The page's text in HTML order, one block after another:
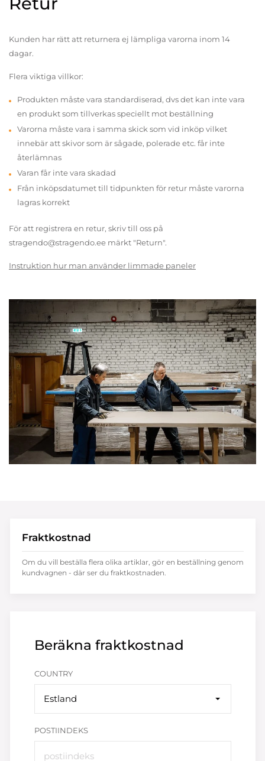
Kunden har rätt att returnera ej lämpliga varorna inom 14
dagar.
Flera viktiga villkor:
Produkten måste vara standardiserad, dvs det kan inte vara
en produkt som tillverkas speciellt mot beställning
Varorna måste vara i samma skick som vid inköp vilket
innebär att skivor som är sågade, polerade etc. får inte
återlämnas
Varan får inte vara skadad
Från inköpsdatumet till tidpunkten för retur måste varorna
lagras korrekt
För att registrera en retur, skriv till oss på
stragendo@stragendo.ee märkt "Return".
Instruktion hur man använder limmade paneler
Beräkna fraktkostnad
COUNTRY
Estland
POSTIINDEKS
Fraktkostnad
Om du vill beställa flera olika artiklar, gör en beställning genom
kundvagnen - där ser du fraktkostnaden.